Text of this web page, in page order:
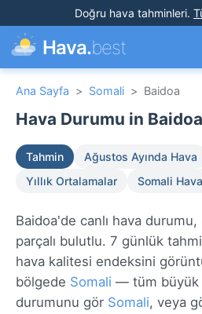
Doğru hava tahminleri.
Hava.best
Ana Sayfa > Somali > Baidoa
Hava Durumu in
Tahmin Ağustos Ayında Hava
Yıllık Ortalamalar
Somali
Baidoa'de canlı hava durumu,
parçalı bulutlu. 7 günlük
hava kalitesi endeksini
bölgede Somali — tüm büyük
durumunu gör Somali, veya